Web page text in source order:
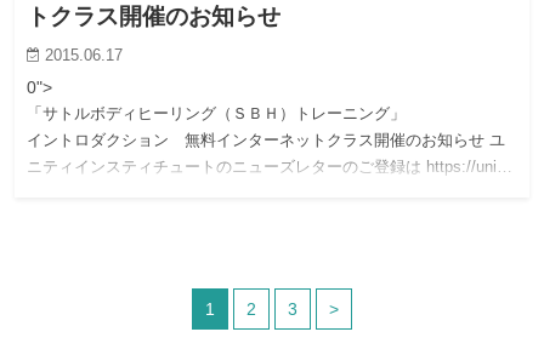
トクラス開催のお知らせ
2015.06.17
0">
「サトルボディヒーリング（ＳＢＨ）トレーニング」
イントロダクション 無料インターネットクラス開催のお知らせ ユ
ニティインスティチュートのニューズレターのご登録は https://uni…
1 2 3 >